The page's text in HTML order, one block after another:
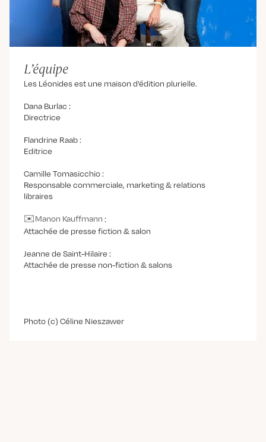
L’équipe
Les Léonides est une maison d’édition plurielle.
Dana Burlac :
Directrice
Flandrine Raab :
Editrice
Camille Tomasicchio :
Responsable commerciale, marketing & relations
libraires
Manon Kauffmann :
Attachée de presse fiction & salon
Jeanne de Saint-Hilaire :
Attachée de presse non-fiction & salons
Photo (c) Céline Nieszawer